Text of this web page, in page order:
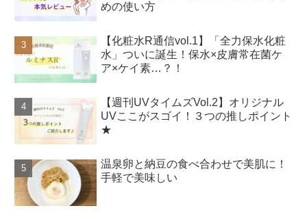
めの使い方
【化粧水R通信vol.1】「全力保水化粧
水」ついに誕生！保水×皮膚常在菌ケ
ア×ケイ素…？！
【週刊UVタイムズVol.2】オリジナル
UVここがスゴイ！３つの推しポイント
★
温泉卵と納豆の食べ合わせで美肌に！
手軽で美味しい